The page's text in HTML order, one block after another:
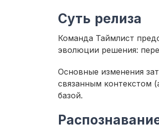
Суть релиза
Команда Таймлист
эволюции решения:
Основные изменения
связанным контекстом
базой.